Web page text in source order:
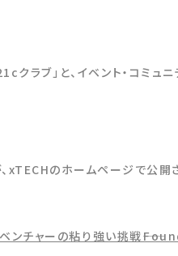
ラブ」と、イベント・コミュ
のホームページで公開
ンチャーの粘り強い挑戦